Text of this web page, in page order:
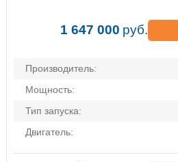
1 647 000 руб.
Производитель:
Мощность:
Тип запуска:
Двигатель: